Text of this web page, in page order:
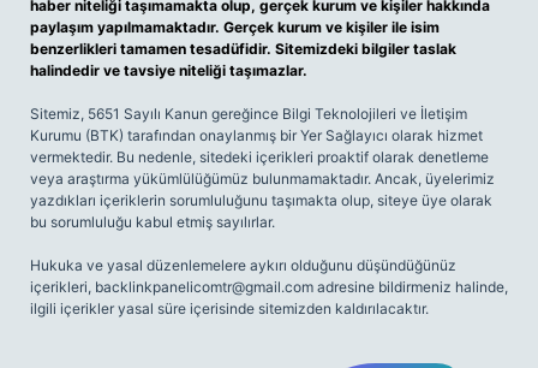
haber niteliği taşımamakta olup, gerçek kurum ve kişiler hakkında
paylaşım yapılmamaktadır. Gerçek kurum ve kişiler ile isim
benzerlikleri tamamen tesadüfidir. Sitemizdeki bilgiler taslak
halindedir ve tavsiye niteliği taşımazlar.
Sitemiz, 5651 Sayılı Kanun gereğince Bilgi Teknolojileri ve İletişim
Kurumu (BTK) tarafından onaylanmış bir Yer Sağlayıcı olarak hizmet
vermektedir. Bu nedenle, sitedeki içerikleri proaktif olarak denetleme
veya araştırma yükümlülüğümüz bulunmamaktadır. Ancak, üyelerimiz
yazdıkları içeriklerin sorumluluğunu taşımakta olup, siteye üye olarak
bu sorumluluğu kabul etmiş sayılırlar.
Hukuka ve yasal düzenlemelere aykırı olduğunu düşündüğünüz
içerikleri, backlinkpanelicomtr@gmail.com adresine bildirmeniz halinde,
ilgili içerikler yasal süre içerisinde sitemizden kaldırılacaktır.